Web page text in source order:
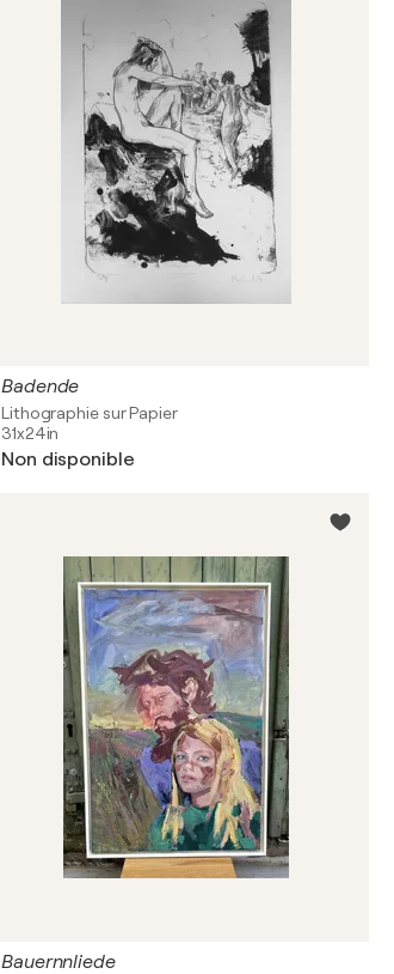
Badende
Lithographie sur Papier
31x24in
Non disponible
Bauernnliede